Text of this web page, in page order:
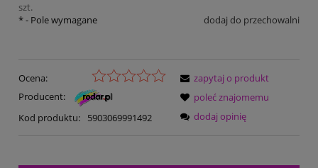
szt.
dodaj do przechowalni
*- Pole wymagane
Ocena:
Producent:
Kod produktu:
5903069991492
zapytaj o produkt
poleć znajomemu
dodaj opinię